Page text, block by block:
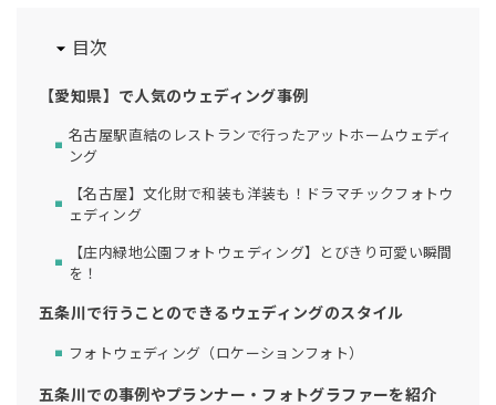
目次
【愛知県】で人気のウェディング事例
名古屋駅直結のレストランで行ったアットホームウェディ
ング
【名古屋】文化財で和装も洋装も！ドラマチックフォトウ
ェディング
【庄内緑地公園フォトウェディング】とびきり可愛い瞬間
を！
五条川で行うことのできるウェディングのスタイル
フォトウェディング（ロケーションフォト）
五条川での事例やプランナー・フォトグラファーを紹介